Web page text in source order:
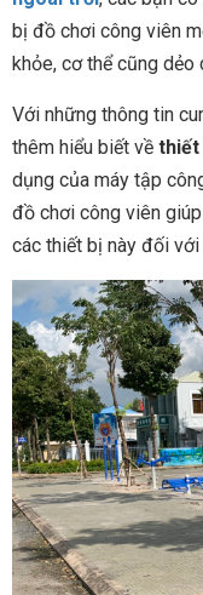
bị đồ chơi công viên
khỏe, cơ thể cũng dẻo
Với những thông tin
thêm hiểu biết về thiết
dụng của máy tập
đồ chơi công viên
các thiết bị này đối